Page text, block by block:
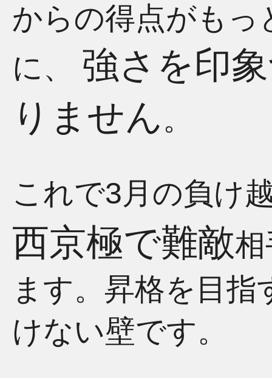
からの得点がもっ
に、 強さを印
りません。
これで3月の負け
西京極で難敵
ます。昇格を目
けない壁です。